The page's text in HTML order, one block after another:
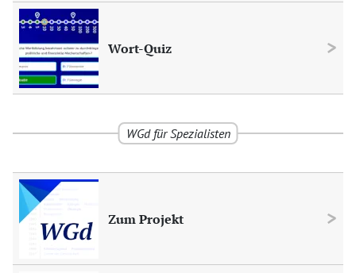
Wort-Quiz
WGdfür Spezialisten
Zum Projekt